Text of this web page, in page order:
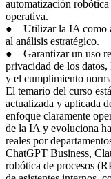
automatización
operativa.
● Utilizar la IA como
al análisis estratégico.
● Garantizar un uso
privacidad de los
y el cumplimiento
El temario del curso
actualizada y aplicada
enfoque claramente
de la IA y evoluciona
reales por
ChatGPT Business,
robótica de procesos